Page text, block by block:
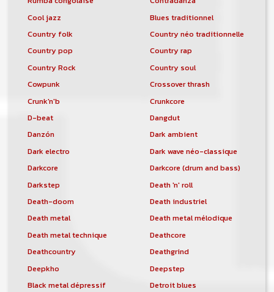
Cool jazz
Blues traditionnel
Country folk
Country néo traditionnelle
Country pop
Country rap
Country Rock
Country soul
Cowpunk
Crossover thrash
Crunk'n'b
Crunkcore
D-beat
Dangdut
Danzón
Dark ambient
Dark electro
Dark wave néo-classique
Darkcore
Darkcore (drum and bass)
Darkstep
Death 'n' roll
Death-doom
Death industriel
Death metal
Death metal mélodique
Death metal technique
Deathcore
Deathcountry
Deathgrind
Deepkho
Deepstep
Black metal dépressif
Detroit blues